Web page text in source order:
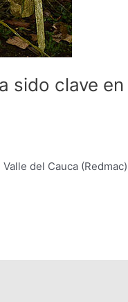
sido clave en
del Cauca (Redmac)